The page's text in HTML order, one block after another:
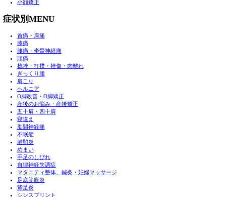
予約優先制
電話番号 078-452-5010
休診日 日曜日
お得なクーポンなどはこちら↓↓
エキテン https://www.ekiten.jp/shop_91741836/
オフィシャルHP https://viva-amg-seikotu.com/
MENU
まずは、チェックしてみましょう！
施術MENU